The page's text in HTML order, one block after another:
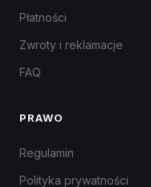
Płatności
Zwroty i reklamacje
FAQ
PRAWO
Regulamin
Polityka prywatności